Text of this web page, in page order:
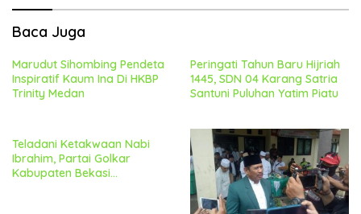
Baca Juga
Marudut Sihombing Pendeta
Inspiratif Kaum Ina Di HKBP
Trinity Medan
Peringati Tahun Baru Hijriah
1445, SDN 04 Karang Satria
Santuni Puluhan Yatim Piatu
Teladani Ketakwaan Nabi
Ibrahim, Partai Golkar
Kabupaten Bekasi